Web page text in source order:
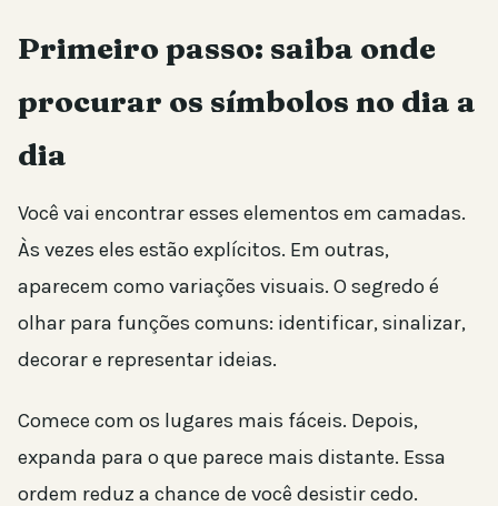
Primeiro passo: saiba onde
procurar os símbolos no dia a
dia
Você vai encontrar esses elementos em camadas.
Às vezes eles estão explícitos. Em outras,
aparecem como variações visuais. O segredo é
olhar para funções comuns: identificar, sinalizar,
decorar e representar ideias.
Comece com os lugares mais fáceis. Depois,
expanda para o que parece mais distante. Essa
ordem reduz a chance de você desistir cedo.